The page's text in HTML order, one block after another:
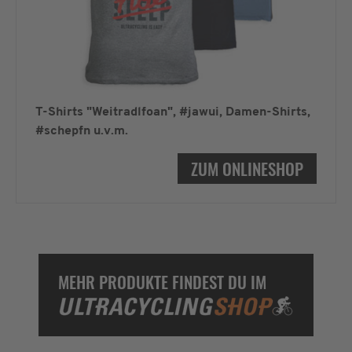
T-Shirts "Weitradlfoan", #jawui, Damen-Shirts,
#schepfn u.v.m.
ZUM ONLINESHOP
MEHR PRODUKTE FINDEST DU IM